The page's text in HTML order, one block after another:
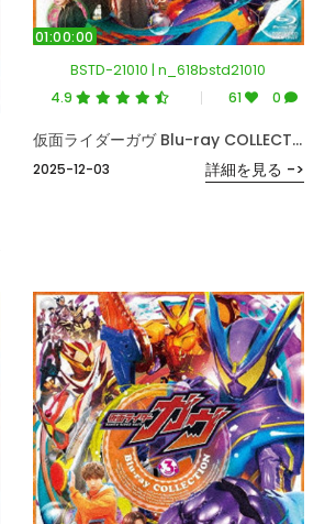
01:00:00
BSTD-21010 | n_618bstd21010
4.9 61 0
2025-12-03
仮面ライダーガヴ Blu-ray COLLECTION 3＜完＞ （ブルーレイディスク）
詳細を見る ->